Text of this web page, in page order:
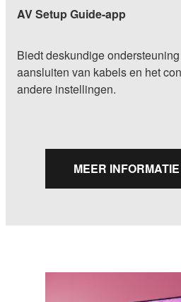
AV Setup Guide-app
Biedt deskundige
aansluiten van kabels en het
andere instellingen.
MEER INFORMATIE